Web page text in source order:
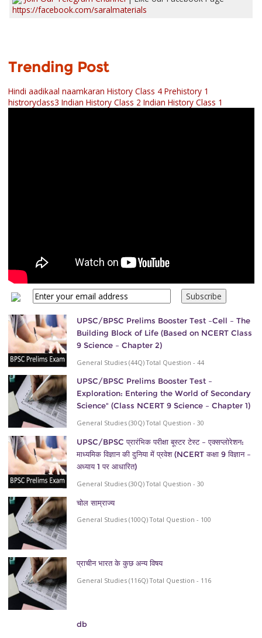
https://facebook.com/saralmaterials
Trending Post
Hindi aadikaal naamkaran History Class 4 Prehistory 1
histroryclass3 Indian History Class 2 Indian History Class 1
UPSC/BPSC Prelims Booster Test –Cell – The
Building Block of Life (Based on NCERT Class
9 Science – Chapter 2)
General Studies (44Q) Total Question - 44
UPSC/BPSC Prelims Booster Test –
Exploration: Entering the World of Secondary
Science" (Class NCERT 9 Science – Chapter 1)
General Studies (30Q) Total Question - 30
UPSC/BPSC प्रारंभिक परीक्षा बूस्टर टेस्ट – एक्सप्लोरेशन:
माध्यमिक विज्ञान की दुनिया में प्रवेश (NCERT कक्षा 9 विज्ञान –
अध्याय 1 पर आधारित)
General Studies (30Q) Total Question - 30
चोल साम्राज्य
General Studies (100Q) Total Question - 100
प्राचीन भारत के कुछ अन्य विषय
General Studies (116Q) Total Question - 116
db